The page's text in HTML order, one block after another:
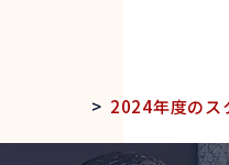
> 2024年度のス